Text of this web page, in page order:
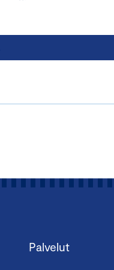
Palvelut